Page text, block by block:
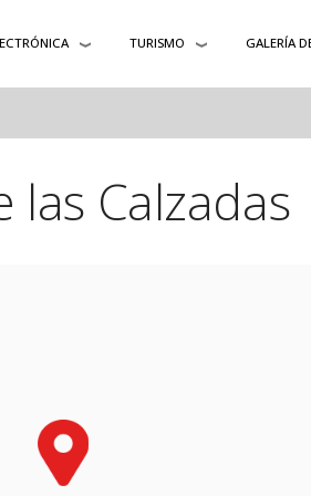
TURISMO GALERÍA
las Calzadas